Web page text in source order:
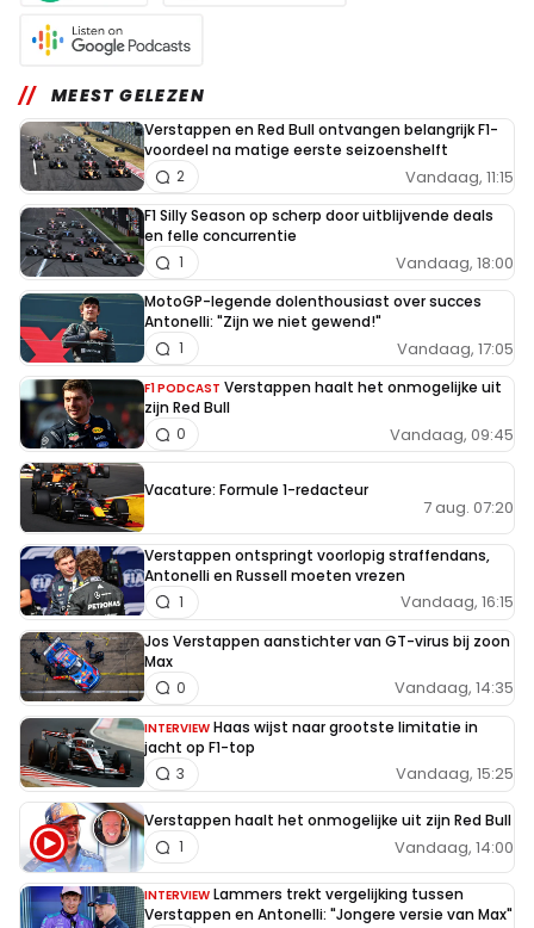
MEEST GELEZEN
Verstappen en Red Bull ontvangen belangrijk F1-
voordeel na matige eerste seizoenshelft
Vandaag, 11:15
2
F1 Silly Season op scherp door uitblijvende deals
en felle concurrentie
Vandaag, 18:00
1
MotoGP-legende dolenthousiast over succes
Antonelli: "Zijn we niet gewend!"
Vandaag, 17:05
1
F1 PODCAST Verstappen haalt het onmogelijke uit
zijn Red Bull
Vandaag, 09:45
0
Vacature: Formule 1-redacteur
7 aug. 07:20
Verstappen ontspringt voorlopig straffendans,
Antonelli en Russell moeten vrezen
Vandaag, 16:15
1
Jos Verstappen aanstichter van GT-virus bij zoon
Max
Vandaag, 14:35
0
INTERVIEW Haas wijst naar grootste limitatie in
jacht op F1-top
Vandaag, 15:25
3
Verstappen haalt het onmogelijke uit zijn Red Bull
Vandaag, 14:00
1
INTERVIEW Lammers trekt vergelijking tussen
Verstappen en Antonelli: "Jongere versie van Max"